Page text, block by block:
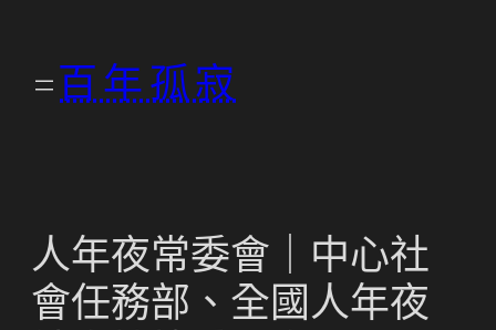
百年孤寂
人年夜常委會｜中心社
會任務部、全國人年夜